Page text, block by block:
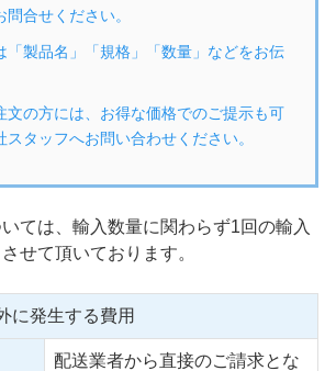
問合せください。
「製品名」「規格」「数量」などをお伝
文の方には、お得な価格でのご提示も可
スタッフへお問い合わせください。
ては、輸入数量に関わらず1回の輸入
せて頂いております。
に発生する費用
配送業者から直接のご請求とな